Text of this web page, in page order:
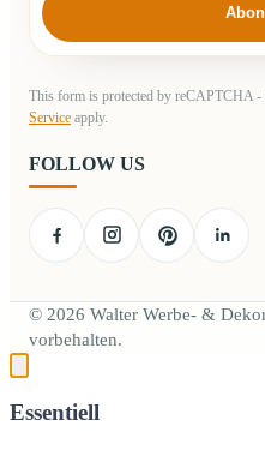
This form is protected by reCAPTCHA -
Service apply.
FOLLOW US
© 2026 Walter Werbe- &
vorbehalten.
Essentiell